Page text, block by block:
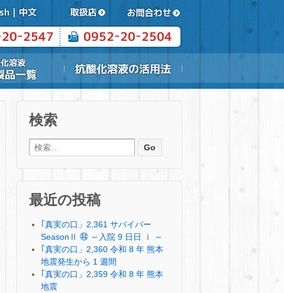
検索
検索:
最近の投稿
｢真実の口」2,361 サバイバー
SeasonⅡ ㊹ ～入院 9 日日 ⅰ ～
｢真実の口」2,360 令和 8 年 熊本
地震発生から 1 週間
｢真実の口」2,359 令和 8 年 熊本
地震